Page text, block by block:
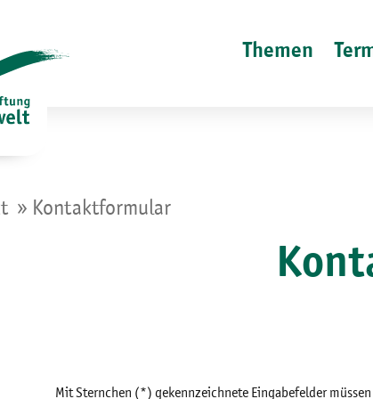
Themen
» Kontaktformular
Mit Sternchen (*) gekennzeichnete Eingabefelder